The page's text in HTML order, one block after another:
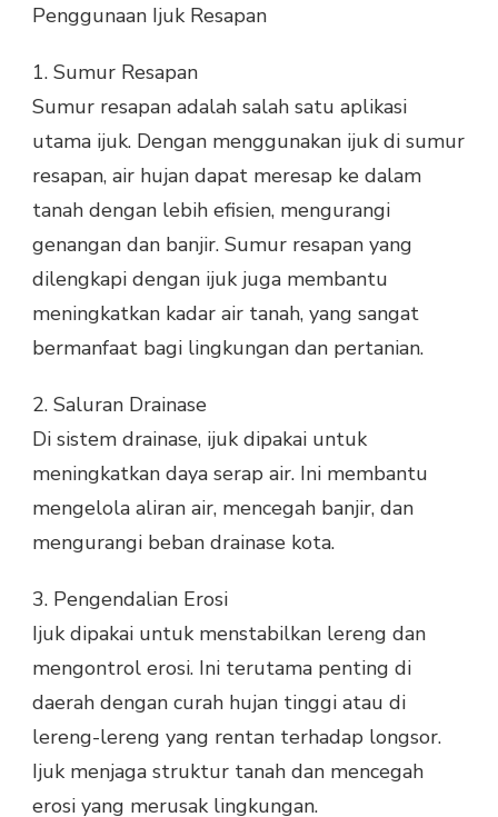
Penggunaan Ijuk Resapan
1. Sumur Resapan
Sumur resapan adalah salah satu aplikasi
utama ijuk. Dengan menggunakan ijuk di sumur
resapan, air hujan dapat meresap ke dalam
tanah dengan lebih efisien, mengurangi
genangan dan banjir. Sumur resapan yang
dilengkapi dengan ijuk juga membantu
meningkatkan kadar air tanah, yang sangat
bermanfaat bagi lingkungan dan pertanian.
2. Saluran Drainase
Di sistem drainase, ijuk dipakai untuk
meningkatkan daya serap air. Ini membantu
mengelola aliran air, mencegah banjir, dan
mengurangi beban drainase kota.
3. Pengendalian Erosi
Ijuk dipakai untuk menstabilkan lereng dan
mengontrol erosi. Ini terutama penting di
daerah dengan curah hujan tinggi atau di
lereng-lereng yang rentan terhadap longsor.
Ijuk menjaga struktur tanah dan mencegah
erosi yang merusak lingkungan.